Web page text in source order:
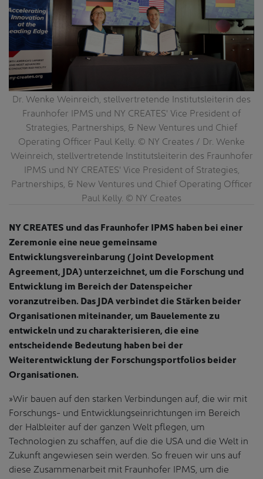
Dr. Wenke Weinreich, stellvertretende Institutsleiterin des
Fraunhofer IPMS und NY CREATES' Vice President of
Strategies, Partnerships, & New Ventures und Chief
Operating Officer Paul Kelly. © NY Creates / Dr. Wenke
Weinreich, stellvertretende Institutsleiterin des Fraunhofer
IPMS und NY CREATES' Vice President of Strategies,
Partnerships, & New Ventures und Chief Operating Officer
Paul Kelly. © NY Creates
NY CREATES und das Fraunhofer IPMS haben bei einer
Zeremonie eine neue gemeinsame
Entwicklungsvereinbarung (Joint Development
Agreement, JDA) unterzeichnet, um die Forschung und
Entwicklung im Bereich der Datenspeicher
voranzutreiben. Das JDA verbindet die Stärken beider
Organisationen miteinander, um Bauelemente zu
entwickeln und zu charakterisieren, die eine
entscheidende Bedeutung haben bei der
Weiterentwicklung der Forschungsportfolios beider
Organisationen.
»Wir bauen auf den starken Verbindungen auf, die wir mit
Forschungs- und Entwicklungseinrichtungen im Bereich
der Halbleiter auf der ganzen Welt pflegen, um
Technologien zu schaffen, auf die die USA und die Welt in
Zukunft angewiesen sein werden. So freuen wir uns auf
diese Zusammenarbeit mit Fraunhofer IPMS, um die